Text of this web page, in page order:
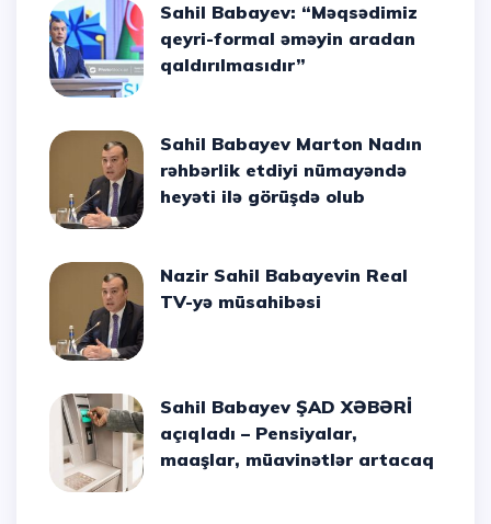
Sahil Babayev: “Məqsədimiz
qeyri-formal əməyin aradan
qaldırılmasıdır”
Sahil Babayev Marton Nadın
rəhbərlik etdiyi nümayəndə
heyəti ilə görüşdə olub
Nazir Sahil Babayevin Real
TV-yə müsahibəsi
Sahil Babayev ŞAD XƏBƏRİ
açıqladı – Pensiyalar,
maaşlar, müavinətlər artacaq